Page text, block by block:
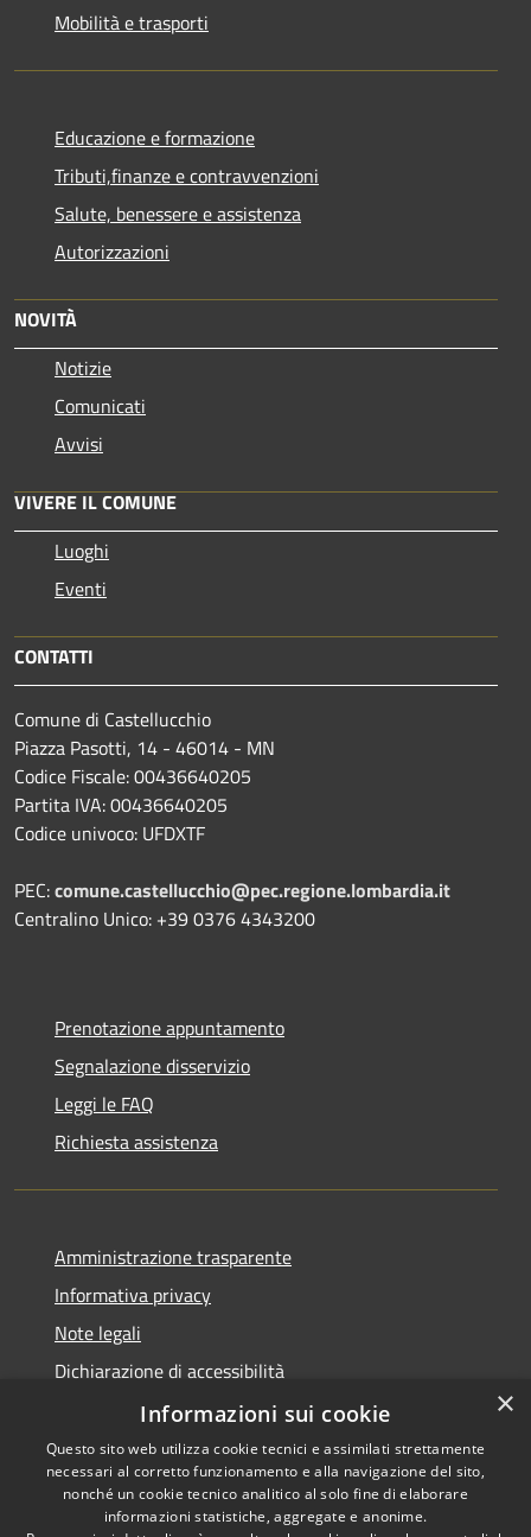
Mobilità e trasporti
Educazione e formazione
Tributi,finanze e contravvenzioni
Salute, benessere e assistenza
Autorizzazioni
NOVITÀ
Notizie
Comunicati
Avvisi
VIVERE IL COMUNE
Luoghi
Eventi
CONTATTI
Comune di Castellucchio
Piazza Pasotti, 14 - 46014 - MN
Codice Fiscale: 00436640205
Partita IVA: 00436640205
Codice univoco: UFDXTF
PEC:comune.castellucchio@pec.regione.lombardia.it
Centralino Unico: +39 0376 4343200
Prenotazione appuntamento
Segnalazione disservizio
Leggi le FAQ
Richiesta assistenza
Amministrazione trasparente
Informativa privacy
Note legali
Dichiarazione di accessibilità
Obiettivi di accessibilità
RSS Copyright © 2026 • Comune di
×
Informazioni sui cookie
Questo sito web utilizza cookie tecnici e assimilati strettamente
necessari al corretto funzionamento e alla navigazione del sito,
nonché un cookie tecnico analitico al solo fine di elaborare
informazioni statistiche, aggregate e anonime.